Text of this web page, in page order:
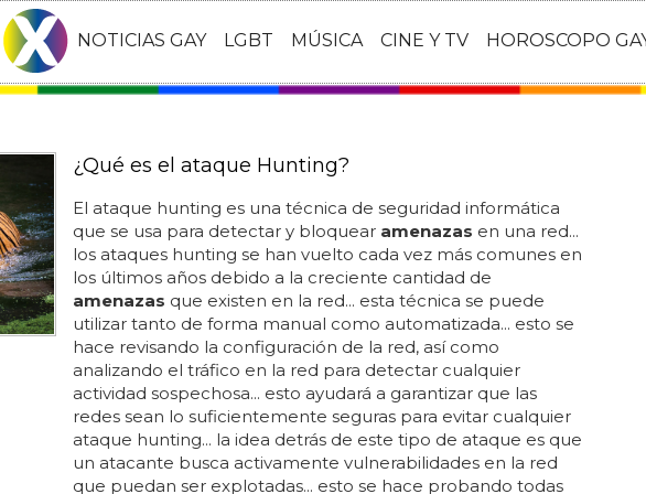
NOTICIAS GAY LGBT MÚSICA CINE Y TV HOROSCOPO
¿Qué es el ataque Hunting?
El ataque hunting es una técnica de seguridad informática
que se usa para detectar y bloquear amenazas en una red...
los ataques hunting se han vuelto cada vez más comunes en
los últimos años debido a la creciente cantidad de
amenazas que existen en la red... esta técnica se puede
utilizar tanto de forma manual como automatizada... esto se
hace revisando la configuración de la red, así como
analizando el tráfico en la red para detectar cualquier
actividad sospechosa... esto ayudará a garantizar que las
redes sean lo suficientemente seguras para evitar cualquier
ataque hunting... la idea detrás de este tipo de ataque es que
un atacante busca activamente vulnerabilidades en la red
que puedan ser explotadas... esto se hace probando todas